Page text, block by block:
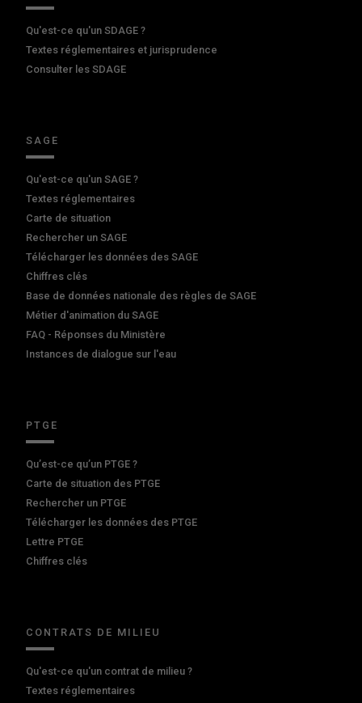
Qu'est-ce qu'un SDAGE ?
Textes réglementaires et jurisprudence
Consulter les SDAGE
SAGE
Qu'est-ce qu'un SAGE ?
Textes réglementaires
Carte de situation
Rechercher un SAGE
Télécharger les données des SAGE
Chiffres clés
Base de données nationale des règles de SAGE
Métier d'animation du SAGE
FAQ - Réponses du Ministère
Instances de dialogue sur l'eau
PTGE
Qu’est-ce qu’un PTGE ?
Carte de situation des PTGE
Rechercher un PTGE
Télécharger les données des PTGE
Lettre PTGE
Chiffres clés
CONTRATS DE MILIEU
Qu'est-ce qu'un contrat de milieu ?
Textes réglementaires